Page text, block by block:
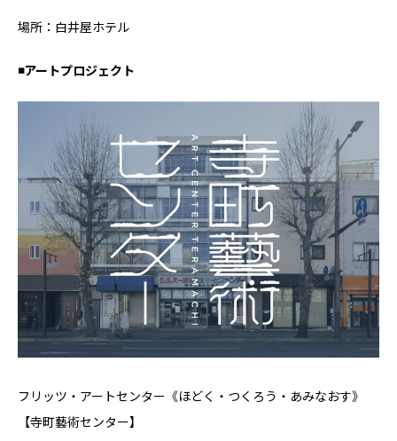
場所：白井屋ホテル
◾️アートプロジェクト
フリッツ・アートセンター《ほどく・つくろう・あみなおす》
【寺町藝術センター】